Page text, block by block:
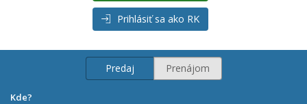
Prihlásiť sa ako RK
Predaj Prenájom
Kde?